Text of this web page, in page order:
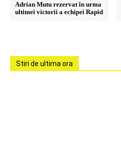
Adrian Mutu rezervat în urma
ultimei victorii a echipei Rapid
Stiri de ultima ora